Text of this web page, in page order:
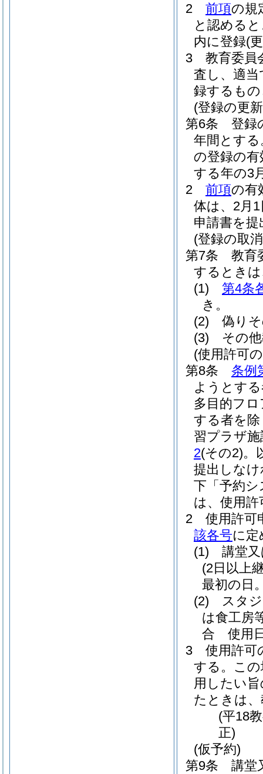
2
前項の規
と認める
内に登録(
3
教育委員
査し、適
録するも
(登録の更
第6条
登録
年間とする
の登録の
する年の3
2
前項の有
体は、2月
申請書を
(登録の取
第7条
教育
するとき
(1)
第4条
き。
(2)
偽り
(3)
その
(使用許可
第8条
条例
ようとす
多目的フロ
する者を
習プラザ
2(その2)。
提出しな
下「予約
は、使用
2
使用許可
該各号に
(1)
講堂
(2日以上
最初の日
(2)
スタ
は食工房
合 使用
3
使用許可
する。 こ
用したい
たときは
(平18
正)
(仮予約)
第9条
講堂